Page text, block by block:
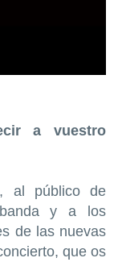
a vuestro
al público de
y a los
de las nuevas
que os